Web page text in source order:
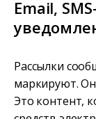
Email,
Рассылки
маркируют.
Это контент,